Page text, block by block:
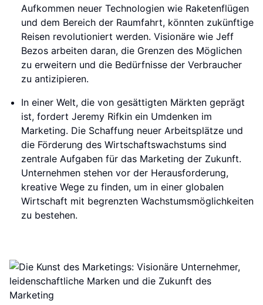
Aufkommen neuer Technologien wie Raketenflügen
und dem Bereich der Raumfahrt, könnten zukünftige
Reisen revolutioniert werden. Visionäre wie Jeff
Bezos arbeiten daran, die Grenzen des Möglichen
zu erweitern und die Bedürfnisse der Verbraucher
zu antizipieren.
In einer Welt, die von gesättigten Märkten geprägt
ist, fordert Jeremy Rifkin ein Umdenken im
Marketing. Die Schaffung neuer Arbeitsplätze und
die Förderung des Wirtschaftswachstums sind
zentrale Aufgaben für das Marketing der Zukunft.
Unternehmen stehen vor der Herausforderung,
kreative Wege zu finden, um in einer globalen
Wirtschaft mit begrenzten Wachstumsmöglichkeiten
zu bestehen.